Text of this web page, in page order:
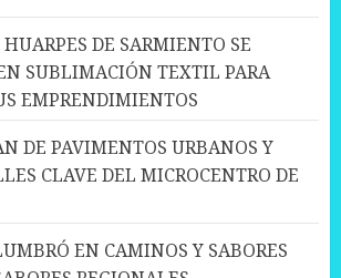
DE SARMIENTO SE
SUBLIMACIÓN TEXTIL PARA
EMPRENDIMIENTOS
DE PAVIMENTOS URBANOS Y
CLAVE DEL MICROCENTRO DE
EN CAMINOS Y SABORES